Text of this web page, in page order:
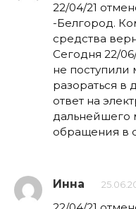
22/04/21
-Белгород.
средства
Сегодня 22/
не
разораться в
ответ на
дальнейшего
обращения в
Инна